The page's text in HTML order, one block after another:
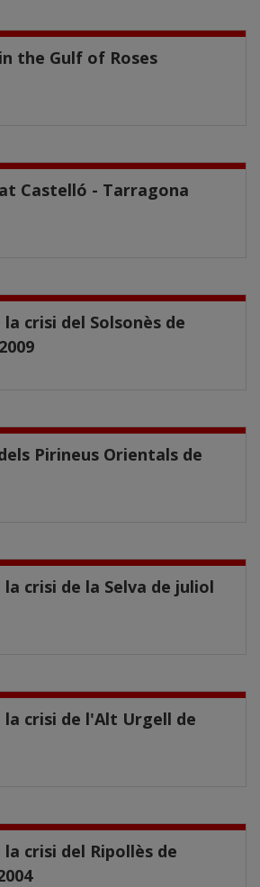
the Gulf of Roses
Castelló - Tarragona
crisi del Solsonès de
Pirineus Orientals de
crisi de la Selva de juliol
la crisi de l'Alt Urgell de
crisi del Ripollès de